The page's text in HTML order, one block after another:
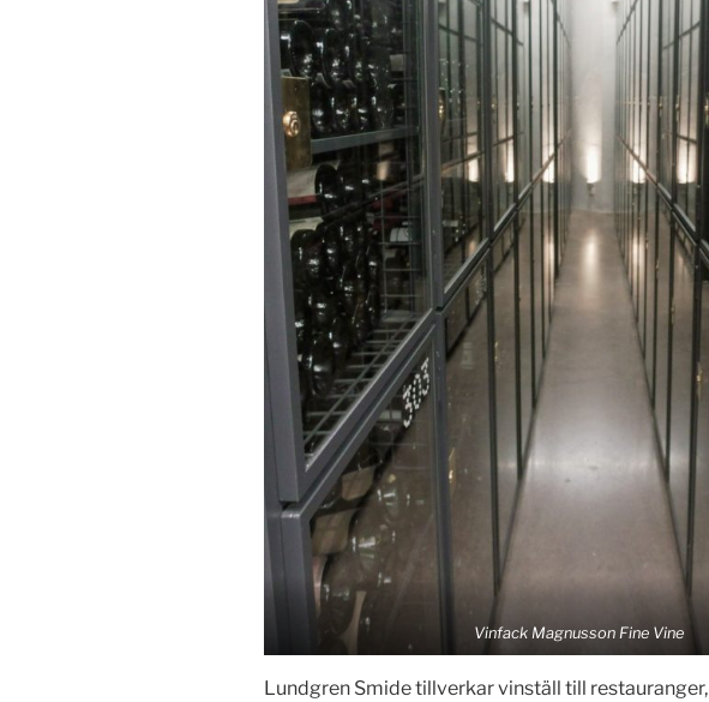
Vinfack Magnusson Fine Vine
Lundgren Smide tillverkar vinställ till restauranger,